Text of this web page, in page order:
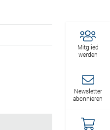
Mitglied
werden
Newsletter
abonnieren